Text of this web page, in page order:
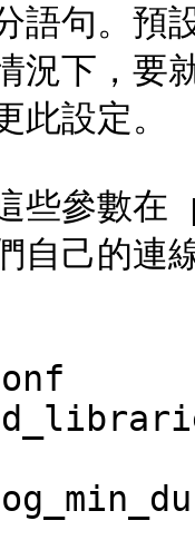
語句。
況下，要
此設定。
這些參數
自己的連